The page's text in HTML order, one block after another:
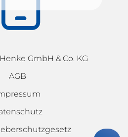
GmbH & Co. KG
AGB